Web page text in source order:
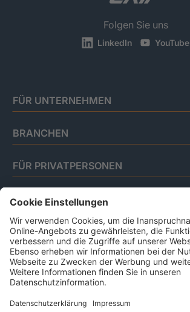
Folgen Sie uns
LinkedIn YouTube
FÜR UNTERNEHMEN
BRANCHEN
FÜR PRIVATPERSONEN
Impressum
Datenschutz
Code Of Conduct
AGB Für Leistungen Im Risiko- Und
Chancenmanagement
AGB Für Data And Marketing Solutions
Business Ethics Policy